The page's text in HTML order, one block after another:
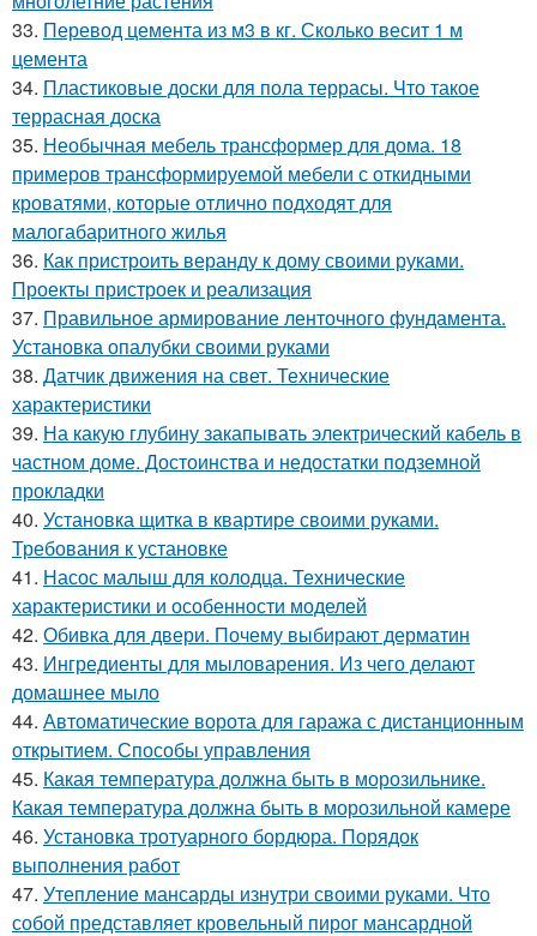
33. Перевод цемента из м3 в кг. Сколько весит 1 м
цемента
34. Пластиковые доски для пола террасы. Что такое
террасная доска
35. Необычная мебель трансформер для дома. 18
примеров трансформируемой мебели с откидными
кроватями, которые отлично подходят для
малогабаритного жилья
36. Как пристроить веранду к дому своими руками.
Проекты пристроек и реализация
37. Правильное армирование ленточного фундамента.
Установка опалубки своими руками
38. Датчик движения на свет. Технические
характеристики
39. На какую глубину закапывать электрический кабель в
частном доме. Достоинства и недостатки подземной
прокладки
40. Установка щитка в квартире своими руками.
Требования к установке
41. Насос малыш для колодца. Технические
характеристики и особенности моделей
42. Обивка для двери. Почему выбирают дерматин
43. Ингредиенты для мыловарения. Из чего делают
домашнее мыло
44. Автоматические ворота для гаража с дистанционным
открытием. Способы управления
45. Какая температура должна быть в морозильнике.
Какая температура должна быть в морозильной камере
46. Установка тротуарного бордюра. Порядок
выполнения работ
47. Утепление мансарды изнутри своими руками. Что
собой представляет кровельный пирог мансардной